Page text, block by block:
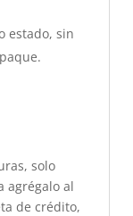
estado, sin
solo
agrégalo al
de crédito,